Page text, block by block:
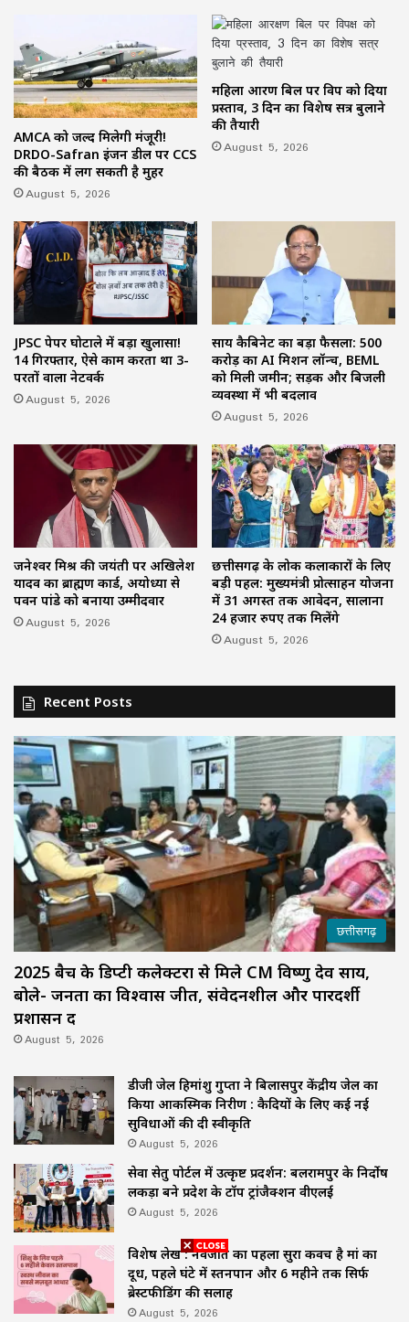
AMCA को जल्द मिलेगी मंजूरी!
DRDO-Safran इंजन डील पर CCS
की बैठक में लग सकती है मुहर
August 5, 2026
महिला आरक्षण बिल पर विपक्ष को दिया
प्रस्ताव, 3 दिन का विशेष सत्र बुलाने
की तैयारी
August 5, 2026
JPSC पेपर घोटाले में बड़ा खुलासा!
14 गिरफ्तार, ऐसे काम करता था 3-
परतों वाला नेटवर्क
August 5, 2026
साय कैबिनेट का बड़ा फैसला: 500
करोड़ का AI मिशन लॉन्च, BEML
को मिली जमीन; सड़क और बिजली
व्यवस्था में भी बदलाव
August 5, 2026
जनेश्वर मिश्र की जयंती पर अखिलेश
यादव का ब्राह्मण कार्ड, अयोध्या से
पवन पांडे को बनाया उम्मीदवार
August 5, 2026
छत्तीसगढ़ के लोक कलाकारों के लिए
बड़ी पहल: मुख्यमंत्री प्रोत्साहन योजना
में 31 अगस्त तक आवेदन, सालाना
24 हजार रुपए तक मिलेंगे
August 5, 2026
Recent Posts
छत्तीसगढ़
2025 बैच के डिप्टी कलेक्टरों से मिले CM विष्णु देव साय,
बोले- जनता का विश्वास जीतें, संवेदनशील और पारदर्शी
प्रशासन दें
August 5, 2026
डीजी जेल हिमांशु गुप्ता ने बिलासपुर केंद्रीय जेल का
किया आकस्मिक निरीक्षण : कैदियों के लिए कई नई
सुविधाओं की दी स्वीकृति
August 5, 2026
सेवा सेतु पोर्टल में उत्कृष्ट प्रदर्शन: बलरामपुर के निर्दोष
लकड़ा बने प्रदेश के टॉप ट्रांजैक्शन वीएलई
August 5, 2026
विशेष लेख : नवजात का पहला सुरक्षा कवच है मां का
दूध, पहले घंटे में स्तनपान और 6 महीने तक सिर्फ
ब्रेस्टफीडिंग की सलाह
August 5, 2026